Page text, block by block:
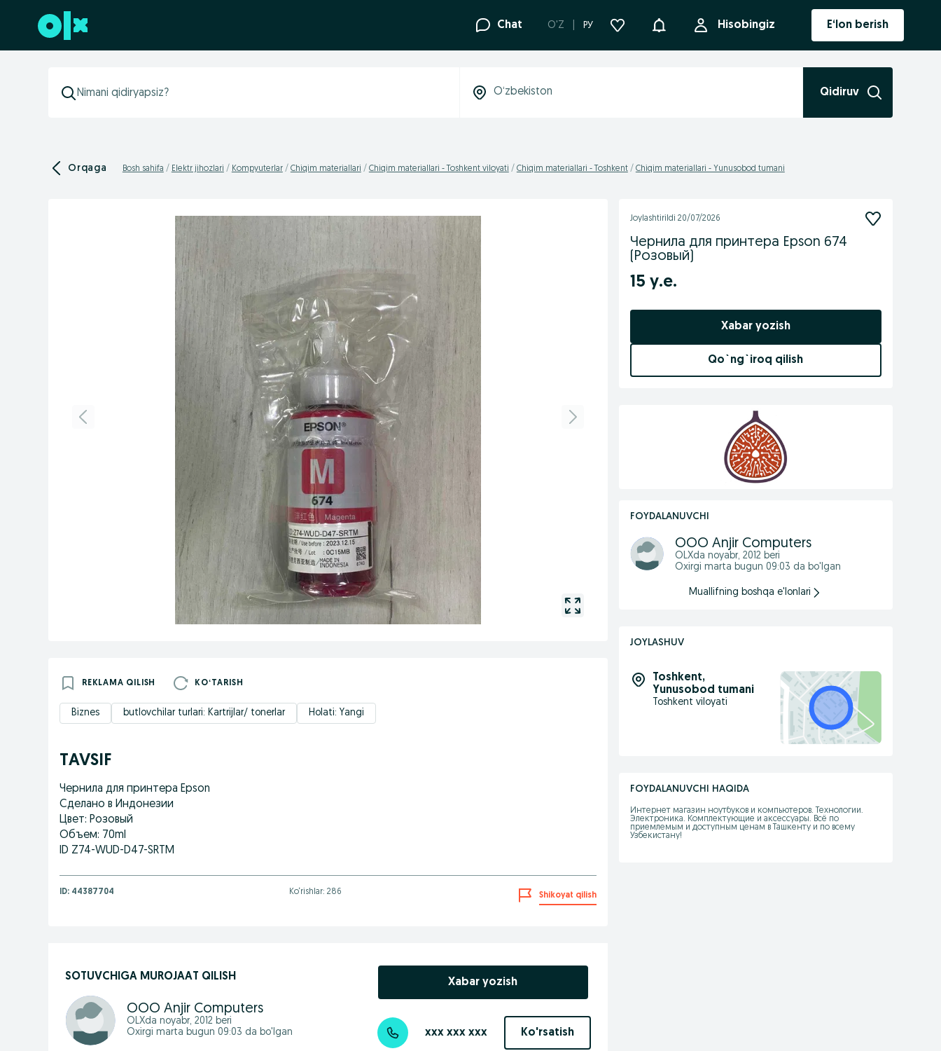
Futerga oʻtish Chat O'Z РУ Bildirishnoma Hisobingiz E‘lon berish
Qidiruv
Orqaga Bosh sahifa Elektr jihozlari Kompyuterlar Chiqim materiallari Chiqim materiallari - Toshkent viloyati Chiqim materiallari - Toshkent Chiqim materiallari - Yunusobod tumani
REKLAMA QILISH KOʻTARISH
Biznes butlovchilar turlari: Kartrijlar/ tonerlar Holati: Yangi
TAVSIF
Чернила для принтера Epson
Сделано в Индонезии
Цвет: Розовый
Объем: 70ml
ID Z74-WUD-D47-SRTM
ID: 44387704 Ko‘rishlar: 286 Shikoyat qilish
SOTUVCHIGA MUROJAAT QILISH
OOO Anjir Computers
OLXda noyabr, 2012 beri
Oxirgi marta bugun 09:03 da bo'lgan
Xabar yozish
xxx xxx xxx Ko'rsatish
Joylashtirildi 20/07/2026
Чернила для принтера Epson 674
(Розовый)
15 у.е.
Xabar yozish
Qo`ng`iroq qilish
FOYDALANUVCHI
OOO Anjir Computers
OLXda noyabr, 2012 beri
Oxirgi marta bugun 09:03 da bo'lgan
Muallifning boshqa e'lonlari
JOYLASHUV
Toshkent,
Yunusobod tumani
Toshkent viloyati
FOYDALANUVCHI HAQIDA
Интернет магазин ноутбуков и компьютеров. Технологии.
Электроника. Комплектующие и аксессуары. Всё по
приемлемым и доступным ценам в Ташкенту и по всему
Узбекистану!